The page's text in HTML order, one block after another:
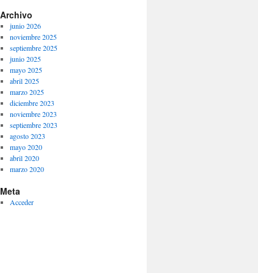
Archivo
junio 2026
noviembre 2025
septiembre 2025
junio 2025
mayo 2025
abril 2025
marzo 2025
diciembre 2023
noviembre 2023
septiembre 2023
agosto 2023
mayo 2020
abril 2020
marzo 2020
Meta
Acceder